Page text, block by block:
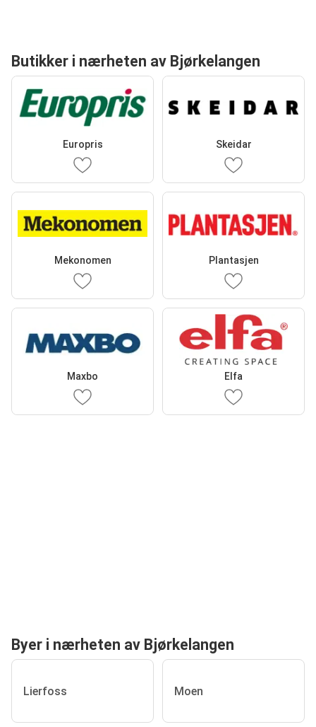
Butikker i nærheten av Bjørkelangen
Europris Skeidar
Mekonomen Plantasjen
Maxbo Elfa
Byer i nærheten av Bjørkelangen
Lierfoss Moen